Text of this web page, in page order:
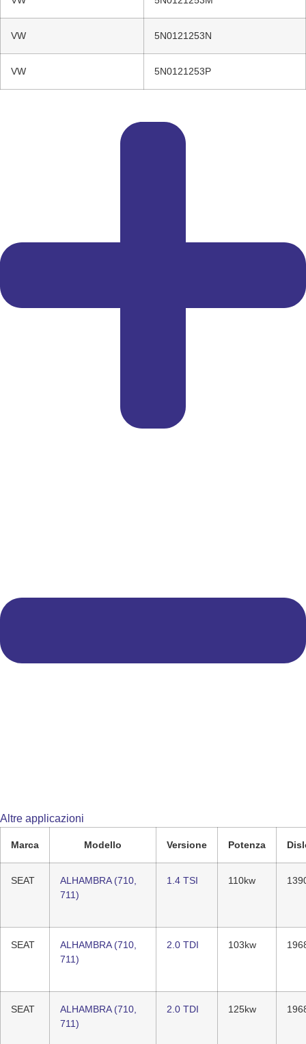
VW 5N0121253N
VW 5N0121253P
Altre applicazioni
Marca Modello Versione Potenza
SEAT
ALHAMBRA (710,
711)
1.4 TSI 110kw
SEAT
ALHAMBRA (710,
711)
2.0 TDI 103kw
SEAT
ALHAMBRA (710,
711)
2.0 TDI 125kw